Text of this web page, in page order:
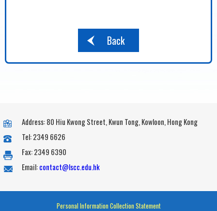
Back
Address: 80 Hiu Kwong Street, Kwun Tong, Kowloon, Hong Kong
Tel: 2349 6626
Fax: 2349 6390
Email:contact@lscc.edu.hk
Personal Information Collection Statement